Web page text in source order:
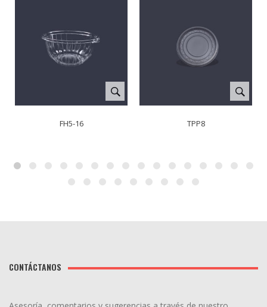
FH5-16 TPP8
CONTÁCTANOS